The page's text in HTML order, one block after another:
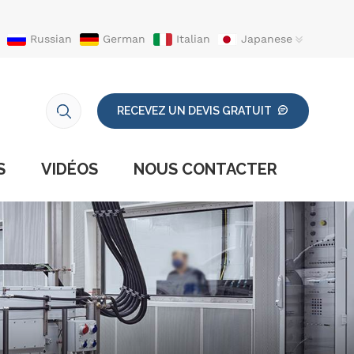
Russian German Italian Japanese
RECEVEZ UN DEVIS GRATUIT
VIDÉOS NOUS CONTACTER